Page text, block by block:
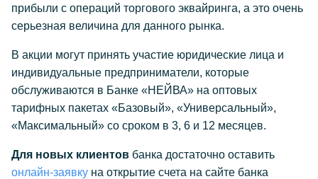
прибыли с операций торгового эквайринга, а это очень
серьезная величина для данного рынка.
В акции могут принять участие юридические лица и
индивидуальные предприниматели, которые
обслуживаются в Банке «НЕЙВА» на оптовых
тарифных пакетах «Базовый», «Универсальный»,
«Максимальный» со сроком в 3, 6 и 12 месяцев.
Для новых клиентов банка достаточно оставить
онлайн-заявку на открытие счета на сайте банка